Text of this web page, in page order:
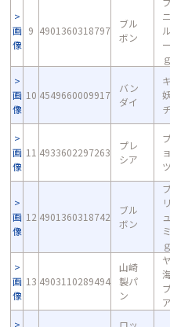
画
像
9 4901360318797
ブル
ボン
ｇ
画
像
10 4549660009917
バン
ダイ
画
像
11 4933602297263
プレ
シア
画
像
12 4901360318742
ブル
ボン
ｇ
画
像
13 4903110289494
山崎
製パ
ン
ロッ